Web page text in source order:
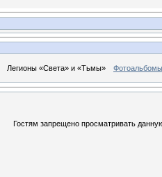
Легионы «Света» и «Тьмы» Фотоальбомы
Гостям запрещено просматривать